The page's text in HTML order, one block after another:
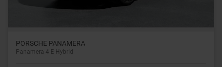
PORSCHE PANAMERA
Panamera 4 E-Hybrid